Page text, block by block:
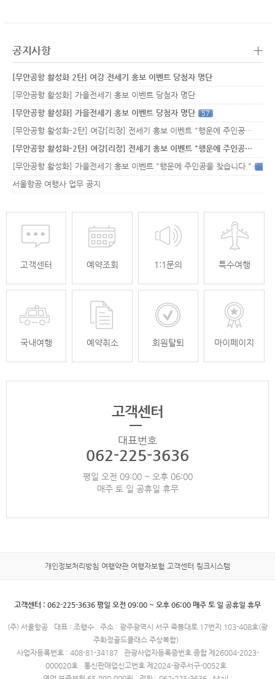
공지사항 +
[무안공항 활성화 2탄] 여강 전세기 홍보 이벤트 당첨자 명단
[무안공항 활성화] 가을전세기 홍보 이벤트 당첨자 명단
[무안공항 활성화] 가을전세기 홍보 이벤트 당첨자 명단
57
[무안공항 활성화-2탄] 여강[리장] 전세기 홍보 이벤트 "행운에 주인공…
[무안공항 활성화-2탄] 여강[리장] 전세기 홍보 이벤트 "행운에 주인공…
[무안공항 활성화] 가을전세기 홍보 이벤트 "행운에 주인공을 찾습니다."33
서울항공 여행사 업무 공지
고객센터 예약조회 1:1문의 특수여행
국내여행 예약취소 회원탈퇴 마이페이지
고객센터
대표번호
062-225-3636
평일 오전 09:00 ~ 오후 06:00
매주 토 일 공휴일 휴무
개인정보처리방침 여행약관 여행자보험 고객센터 링크시스템
고객센터 : 062-225-3636 평일 오전 09:00 ~ 오후 06:00 매주 토 일 공휴일 휴무
(주) 서울항공 대표 : 조행수
주소 : 광주광역시 서구 죽봉대로 17번지 103-408호(광
주화정골드클래스 주상복합)
사업자등록번호 : 408-81-34187
관광사업자등록증번호 종합 제26004-2023-
000020호
통신판매업신고번호 제2024-광주서구-0052호